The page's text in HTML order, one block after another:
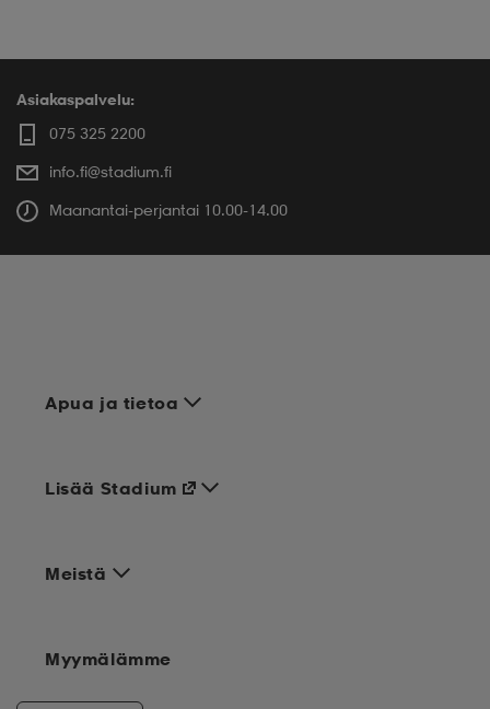
Asiakaspalvelu:
075 325 2200
info.fi@stadium.fi
Maanantai-perjantai 10.00-14.00
Apua ja tietoa
Meistä
Lisää Stadium
Myymälämme